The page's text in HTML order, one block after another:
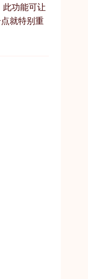
功能可让
就特别重